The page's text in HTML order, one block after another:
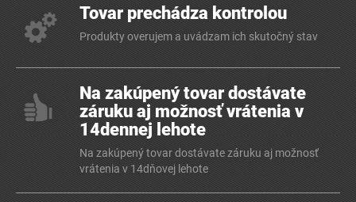
Tovar prechádza kontrolou
Produkty overujem a uvádzam ich skutočný stav
Na zakúpený tovar dostávate
záruku aj možnosť vrátenia v
14dennej lehote
Na zakúpený tovar dostávate záruku aj možnosť
vrátenia v 14dňovej lehote